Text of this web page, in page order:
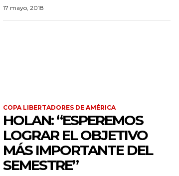
17 mayo, 2018
COPA LIBERTADORES DE AMÉRICA
HOLAN: “ESPEREMOS
LOGRAR EL OBJETIVO
MÁS IMPORTANTE DEL
SEMESTRE”